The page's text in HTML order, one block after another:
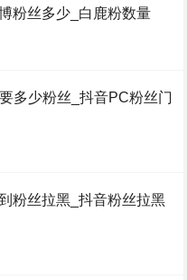
粉丝多少_白鹿粉数量
多少粉丝_抖音PC粉丝门
粉丝拉黑_抖音粉丝拉黑